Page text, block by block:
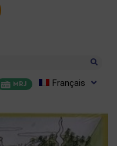
MRJ Français